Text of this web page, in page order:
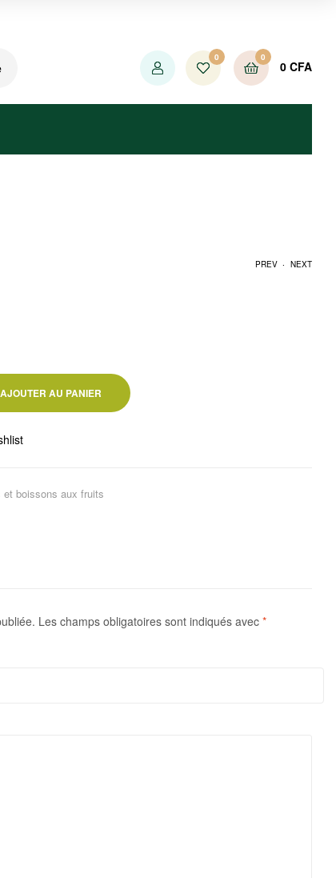
0 0
0 CFA
PREV . NEXT
AJOUTER AU PANIER
et boissons aux fruits
Les champs obligatoires sont indiqués avec *